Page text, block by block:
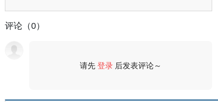
评论（0）
请先登录 后发表评论～